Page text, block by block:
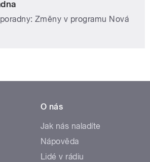
Změny v programu Nová
O nás
Jak nás naladíte
Nápověda
Lidé v rádiu